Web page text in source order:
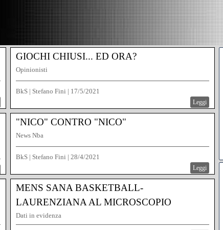
GIOCHI CHIUSI... ED ORA?
Opinionisti
BkS | Stefano Fini | 17/5/2021
Leggi
"NICO" CONTRO "NICO"
News Nba
BkS | Stefano Fini | 28/4/2021
Leggi
MENS SANA BASKETBALL-
LAURENZIANA AL MICROSCOPIO
Dati in evidenza